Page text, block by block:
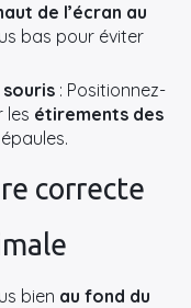
de l’écran au
bas pour éviter
: Positionnez-
les étirements des
correcte
bien au fond du